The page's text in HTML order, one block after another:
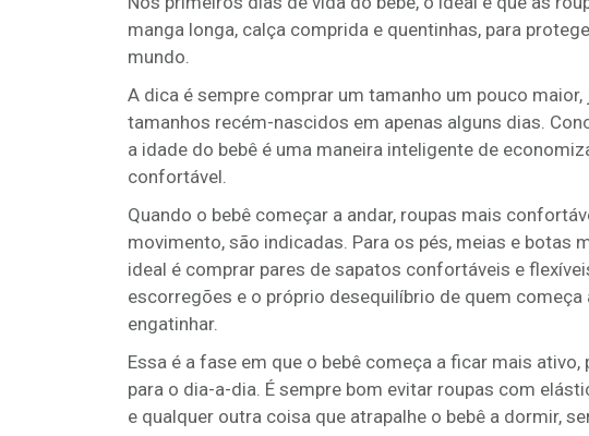
manga longa, calça comprida e quentinhas, para
mundo.
A dica é sempre comprar um tamanho um pouco
tamanhos recém-nascidos em apenas alguns dias.
a idade do bebê é uma maneira inteligente de
confortável.
Quando o bebê começar a andar, roupas mais
movimento, são indicadas. Para os pés, meias e botas
ideal é comprar pares de sapatos confortáveis e
escorregões e o próprio desequilíbrio de quem
engatinhar.
Essa é a fase em que o bebê começa a ficar mais
para o dia-a-dia. É sempre bom evitar roupas com
e qualquer outra coisa que atrapalhe o bebê a dormir,